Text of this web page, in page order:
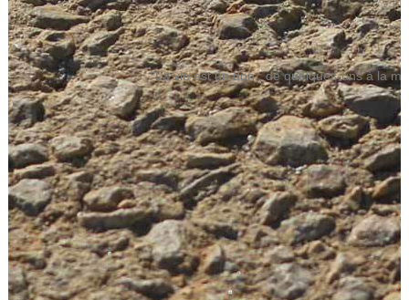
"La vie est un don ; de quelques-uns à la